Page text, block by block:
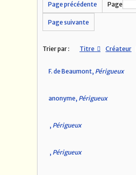
Page précédente
Page
Page suivante
Trier par : Titre Créateur
F. de Beaumont, Périgueux
anonyme, Périgueux
, Périgueux
, Périgueux